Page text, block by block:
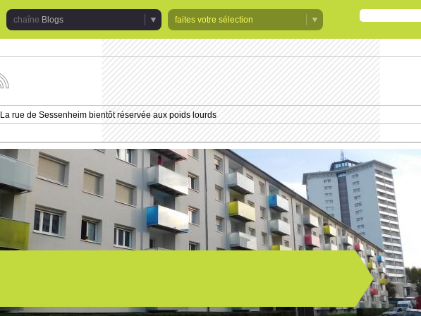
Blogs
faites votre sélection
DE
La rue de Sessenheim bientôt réservée aux poids lourds